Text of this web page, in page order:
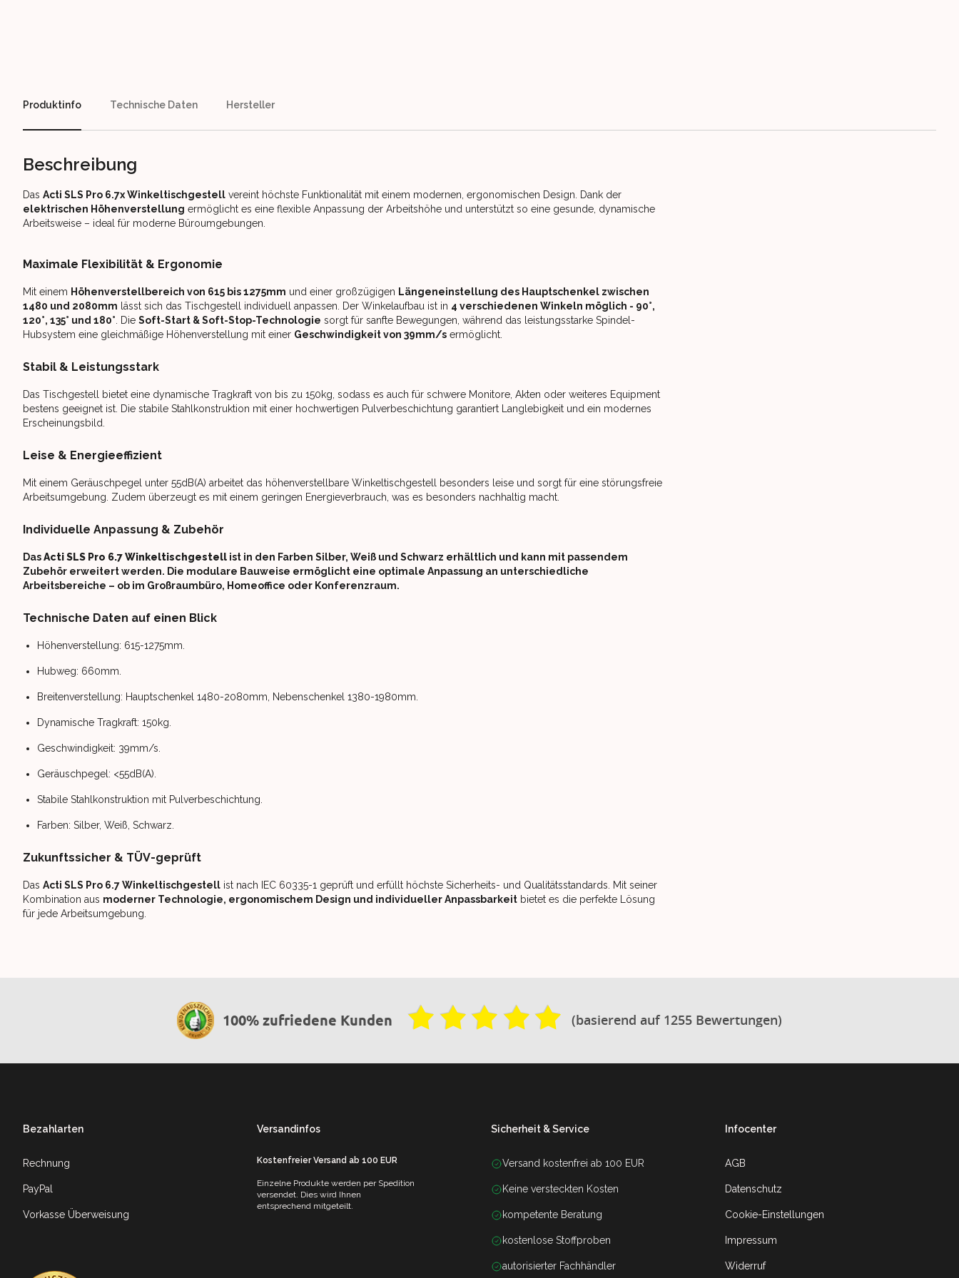
Produktinfo Technische Daten Hersteller
Beschreibung
Das Acti SLS Pro 6.7x Winkeltischgestell vereint höchste Funktionalität mit einem modernen, ergonomischen Design. Dank der
elektrischen Höhenverstellung ermöglicht es eine flexible Anpassung der Arbeitshöhe und unterstützt so eine gesunde, dynamische
Arbeitsweise – ideal für moderne Büroumgebungen.
Maximale Flexibilität & Ergonomie
Mit einem Höhenverstellbereich von 615 bis 1275mm und einer großzügigen Längeneinstellung des Hauptschenkel zwischen
1480 und 2080mm lässt sich das Tischgestell individuell anpassen. Der Winkelaufbau ist in 4 verschiedenen Winkeln möglich - 90°,
120°, 135° und 180° . Die Soft-Start & Soft-Stop-Technologie sorgt für sanfte Bewegungen, während das leistungsstarke Spindel-
Hubsystem eine gleichmäßige Höhenverstellung mit einer Geschwindigkeit von 39mm/s ermöglicht.
Stabil & Leistungsstark
Das Tischgestell bietet eine dynamische Tragkraft von bis zu 150kg, sodass es auch für schwere Monitore, Akten oder weiteres Equipment
bestens geeignet ist. Die stabile Stahlkonstruktion mit einer hochwertigen Pulverbeschichtung garantiert Langlebigkeit und ein modernes
Erscheinungsbild.
Leise & Energieeffizient
Mit einem Geräuschpegel unter 55dB(A) arbeitet das höhenverstellbare Winkeltischgestell besonders leise und sorgt für eine störungsfreie
Arbeitsumgebung. Zudem überzeugt es mit einem geringen Energieverbrauch, was es besonders nachhaltig macht.
Individuelle Anpassung & Zubehör
DasActi SLS Pro 6.7 Winkeltischgestell ist in den Farben Silber, Weiß und Schwarz erhältlich und kann mit passendem
Zubehör erweitert werden. Die modulare Bauweise ermöglicht eine optimale Anpassung an unterschiedliche
Arbeitsbereiche – ob im Großraumbüro, Homeoffice oder Konferenzraum.
Technische Daten auf einen Blick
Höhenverstellung: 615-1275mm.
Hubweg: 660mm.
Breitenverstellung: Hauptschenkel 1480-2080mm, Nebenschenkel 1380-1980mm.
Dynamische Tragkraft: 150kg.
Geschwindigkeit: 39mm/s.
Geräuschpegel: <55dB(A).
Stabile Stahlkonstruktion mit Pulverbeschichtung.
Farben: Silber, Weiß, Schwarz.
Zukunftssicher & TÜV-geprüft
Das Acti SLS Pro 6.7 Winkeltischgestell ist nach IEC 60335-1 geprüft und erfüllt höchste Sicherheits- und Qualitätsstandards. Mit seiner
Kombination aus moderner Technologie, ergonomischem Design und individueller Anpassbarkeit bietet es die perfekte Lösung
für jede Arbeitsumgebung.
100% zufriedene Kunden (basierend auf 1255 Bewertungen)
Bezahlarten
Rechnung
PayPal
Vorkasse Überweisung
Versandinfos
Kostenfreier Versand ab 100 EUR
Einzelne Produkte werden per Spedition
versendet. Dies wird Ihnen
entsprechend mitgeteilt.
Sicherheit & Service
Versand kostenfrei ab 100 EUR
Keine versteckten Kosten
kompetente Beratung
kostenlose Stoffproben
autorisierter Fachhändler
Infocenter
AGB
Datenschutz
Cookie-Einstellungen
Impressum
Widerruf